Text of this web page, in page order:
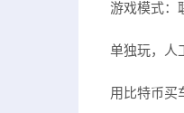
游戏模式：
单独玩，人
用比特币买